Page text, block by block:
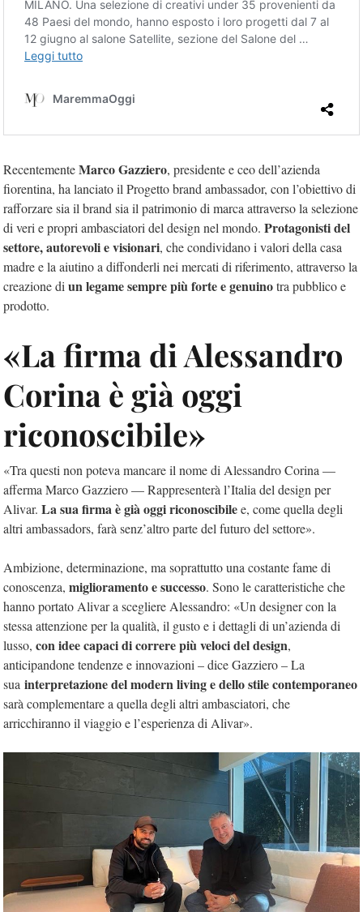
RecentementeMarco Gazziero, presidente e ceo dell’azienda
fiorentina, ha lanciato il Progetto brand ambassador, con l’obiettivo di
rafforzare sia il brand sia il patrimonio di marca attraverso la selezione
di veri e propri ambasciatori del design nel mondo. Protagonisti del
settore, autorevoli e visionari, che condividano i valori della casa
madre e la aiutino a diffonderli nei mercati di riferimento, attraverso la
creazione di un legame sempre più forte e genuinotra pubblico e
prodotto.
«La firma di Alessandro
Corina è già oggi
riconoscibile»
«Tra questi non poteva mancare il nome di Alessandro Corina —
afferma Marco Gazziero — Rappresenterà l’Italia del design per
Alivar. La sua firma è già oggi riconoscibilee, come quella degli
altri ambassadors, farà senz’altro parte del futuro del settore».
Ambizione, determinazione, ma soprattutto una costante fame di
conoscenza, miglioramento e successo. Sono le caratteristiche che
hanno portato Alivar a scegliere Alessandro: «Un designer con la
stessa attenzione per la qualità, il gusto e i dettagli di un’azienda di
lusso, con idee capaci di correre più veloci del design,
anticipandone tendenze e innovazioni – dice Gazziero – La
sua interpretazione del modern living e dello stile contemporaneo
sarà complementare a quella degli altri ambasciatori, che
arricchiranno il viaggio e l’esperienza di Alivar».